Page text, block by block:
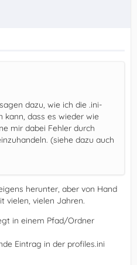
dazu, wie ich die .ini-
kann, dass es wieder wie
mir dabei Fehler durch
(siehe dazu auch
herunter, aber von Hand
vielen, vielen Jahren.
in einem Pfad/Ordner
Eintrag in der profiles.ini